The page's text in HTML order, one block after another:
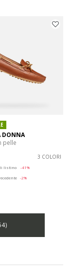
DONNA
pelle
3 COLORI
listino
-41%
-2%